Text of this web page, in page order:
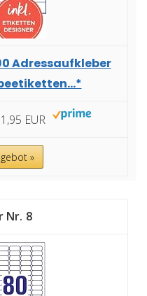
Adressaufkleber
EUR
»
8